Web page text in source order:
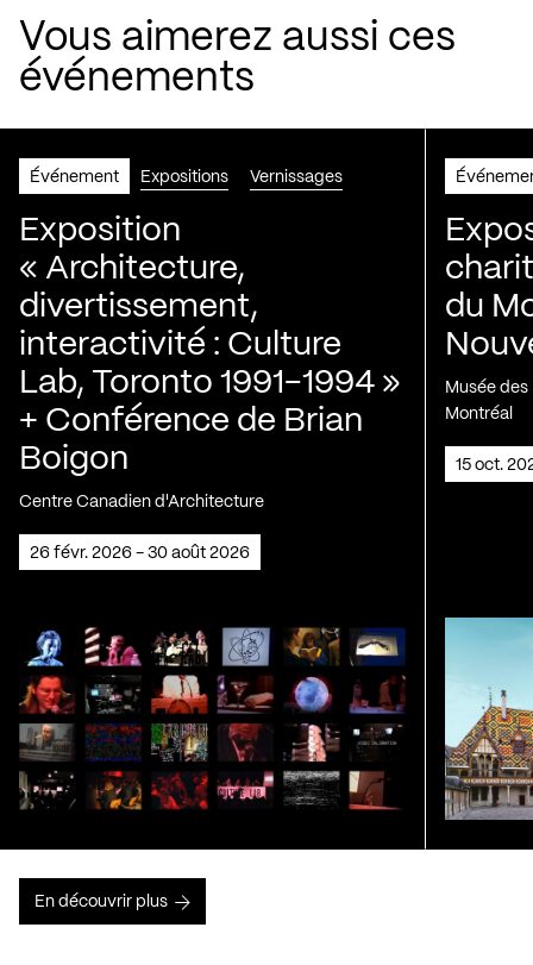
Vous aimerez aussi ces
événements
Événement Expositions Vernissages
Exposition
« Architecture,
divertissement,
interactivité : Culture
Lab, Toronto 1991-1994 »
+ Conférence de Brian
Boigon
Centre Canadien d'Architecture
26 févr. 2026 - 30 août 2026
du
Musée
Montréal
15 oct.
En découvrir plus